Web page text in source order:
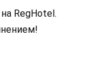
RegHotel.